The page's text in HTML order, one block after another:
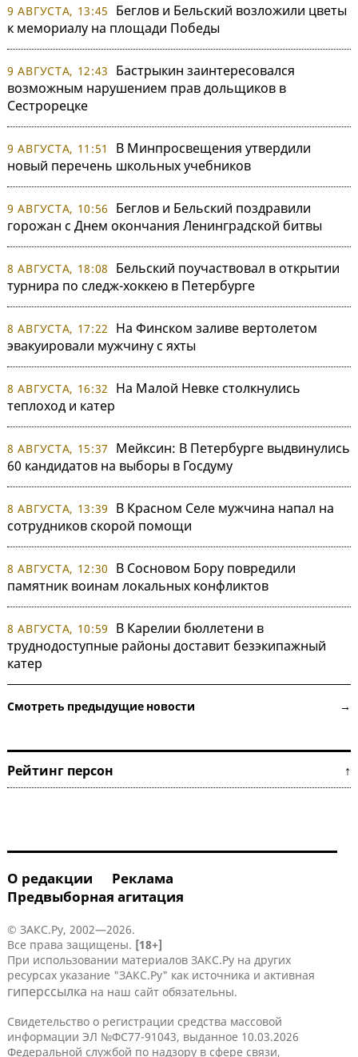
9 АВГУСТА, 13:45
Беглов и Бельский возложили цветы
к мемориалу на площади Победы
9 АВГУСТА, 12:43
Бастрыкин заинтересовался
возможным нарушением прав дольщиков в
Сестрорецке
9 АВГУСТА, 11:51
В Минпросвещения утвердили
новый перечень школьных учебников
9 АВГУСТА, 10:56
Беглов и Бельский поздравили
горожан с Днем окончания Ленинградской битвы
8 АВГУСТА, 18:08
Бельский поучаствовал в открытии
турнира по следж-хоккею в Петербурге
8 АВГУСТА, 17:22
На Финском заливе вертолетом
эвакуировали мужчину с яхты
8 АВГУСТА, 16:32
На Малой Невке столкнулись
теплоход и катер
8 АВГУСТА, 15:37
Мейксин: В Петербурге выдвинулись
60 кандидатов на выборы в Госдуму
8 АВГУСТА, 13:39
В Красном Селе мужчина напал на
сотрудников скорой помощи
8 АВГУСТА, 12:30
В Сосновом Бору повредили
памятник воинам локальных конфликтов
8 АВГУСТА, 10:59
В Карелии бюллетени в
труднодоступные районы доставит безэкипажный
катер
Смотреть предыдущие новости →
Рейтинг персон ↑
О редакции
Реклама
Предвыборная агитация
© ЗАКС.Ру, 2002—2026.
Все права защищены. [18+]
При использовании материалов ЗАКС.Ру на других
ресурсах указание "ЗАКС.Ру" как источника и активная
гиперссылка на наш сайт обязательны.
Свидетельство о регистрации средства массовой
информации ЭЛ №ФС77-91043, выданное 10.03.2026
Федеральной службой по надзору в сфере связи,